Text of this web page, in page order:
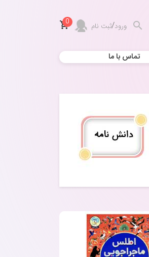
ورود/ثبت نام 0
تماس با ما